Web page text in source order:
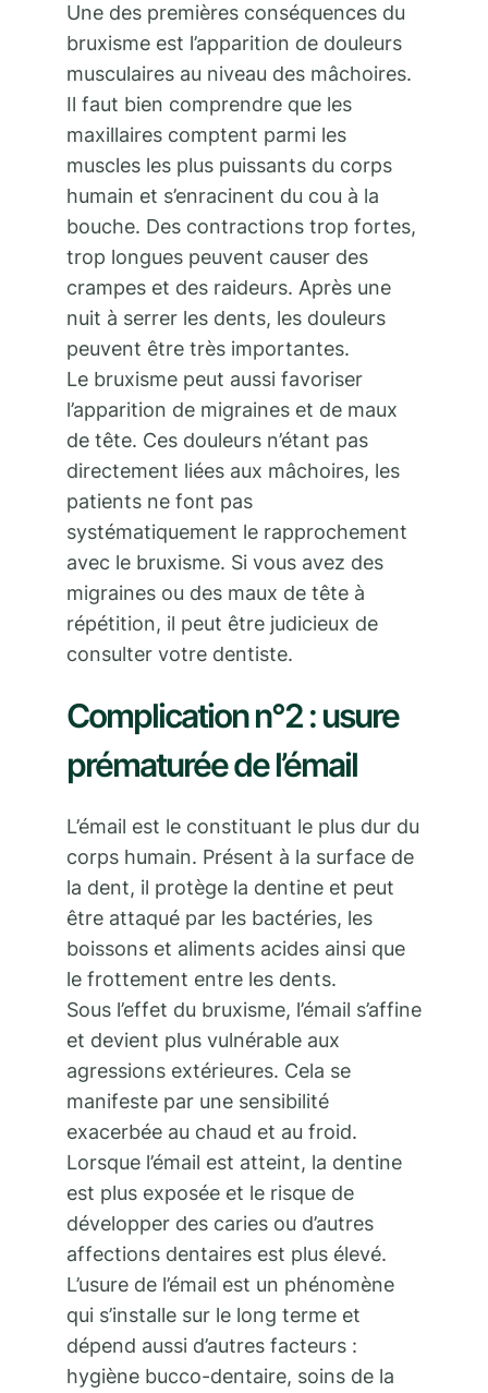
Une des premières conséquences du
bruxisme est l’apparition de douleurs
musculaires au niveau des mâchoires.
Il faut bien comprendre que les
maxillaires comptent parmi les
muscles les plus puissants du corps
humain et s’enracinent du cou à la
bouche. Des contractions trop fortes,
trop longues peuvent causer des
crampes et des raideurs. Après une
nuit à serrer les dents, les douleurs
peuvent être très importantes.
Le bruxisme peut aussi favoriser
l’apparition de migraines et de maux
de tête. Ces douleurs n’étant pas
directement liées aux mâchoires, les
patients ne font pas
systématiquement le rapprochement
avec le bruxisme. Si vous avez des
migraines ou des maux de tête à
répétition, il peut être judicieux de
consulter votre dentiste.
Complication n°2 : usure
prématurée de l’émail
L’émail est le constituant le plus dur du
corps humain. Présent à la surface de
la dent, il protège la dentine et peut
être attaqué par les bactéries, les
boissons et aliments acides ainsi que
le frottement entre les dents.
Sous l’effet du bruxisme, l’émail s’affine
et devient plus vulnérable aux
agressions extérieures. Cela se
manifeste par une sensibilité
exacerbée au chaud et au froid.
Lorsque l’émail est atteint, la dentine
est plus exposée et le risque de
développer des caries ou d’autres
affections dentaires est plus élevé.
L’usure de l’émail est un phénomène
qui s’installe sur le long terme et
dépend aussi d’autres facteurs :
hygiène bucco-dentaire, soins de la